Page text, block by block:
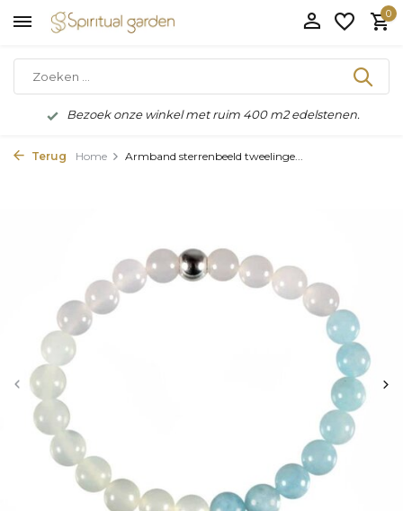
0
Bezoek onze winkel met ruim 400 m2 edelstenen.
Terug Home Armband sterrenbeeld tweelinge...